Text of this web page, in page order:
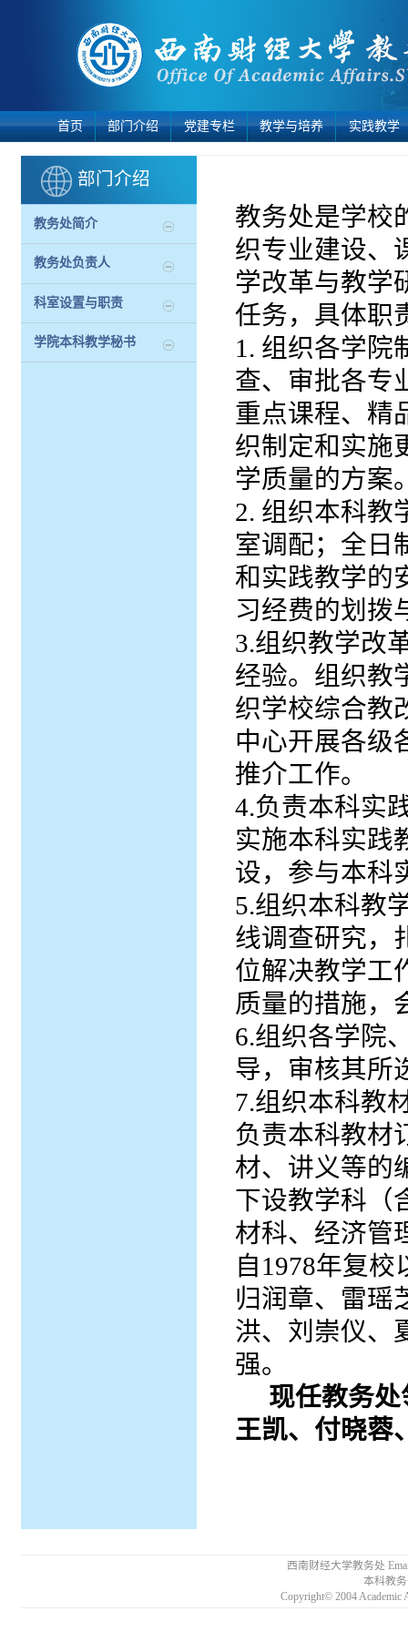
首页 部门介绍 党建专栏 教学与培养 实践教学
部门介绍
教务处简介
教务处负责人
科室设置与职责
学院本科教学秘书
教务处是学校
织专业建设、
学改革与教学
任务，具体职
1. 组织各学院
查、审批各专
重点课程、精
织制定和实施
学质量的方案
2. 组织本科教
室调配；全日
和实践教学的
习经费的划拨
3.组织教学改
经验。组织教
织学校综合教
中心开展各级
推介工作。
4.负责本科实
实施本科实践
设，参与本科
5.组织本科教
线调查研究，
位解决教学工
质量的措施，
6.组织各学院
导，审核其所
7.组织本科教
负责本科教材
材、讲义等的
下设教学科（
材科、经济管
自1978年复
归润章、雷瑶
洪、刘崇仪、
强。
现任教务
王凯、付晓蓉
西南财经大学教务处
本科教
Copyright© 2004 Academic